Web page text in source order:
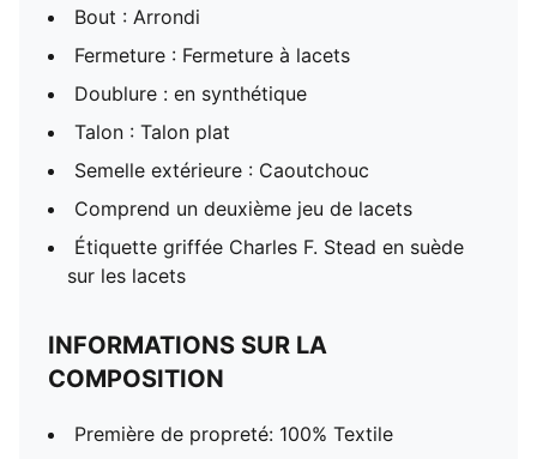
Bout : Arrondi
Fermeture : Fermeture à lacets
Doublure : en synthétique
Talon : Talon plat
Semelle extérieure : Caoutchouc
Comprend un deuxième jeu de lacets
Étiquette griffée Charles F. Stead en suède
sur les lacets
INFORMATIONS SUR LA
COMPOSITION
Première de propreté: 100% Textile